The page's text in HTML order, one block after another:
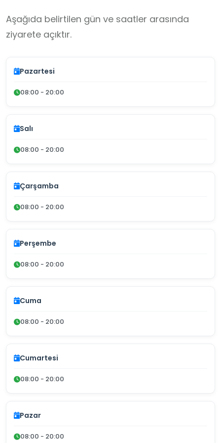
Aşağıda belirtilen gün ve saatler arasında
ziyarete açıktır.
Pazartesi
08:00 - 20:00
Salı
08:00 - 20:00
Çarşamba
08:00 - 20:00
Perşembe
08:00 - 20:00
Cuma
08:00 - 20:00
Cumartesi
08:00 - 20:00
Pazar
08:00 - 20:00